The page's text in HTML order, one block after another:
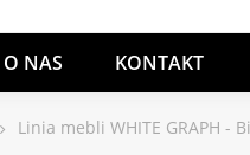
O NAS KONTAKT
Linia mebli WHITE GRAPH -